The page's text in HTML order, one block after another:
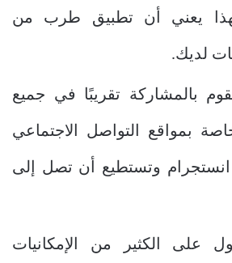
يعني أن تطبيق طرب من
لديك.
بالمشاركة تقريبًا في جميع
بمواقع التواصل الاجتماعي
وتستطيع أن تصل إلى
على الكثير من الإمكانيات